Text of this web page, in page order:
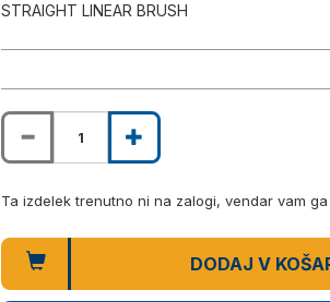
STRAIGHT LINEAR BRUSH
Ta izdelek trenutno ni na zalogi, vendar vam
DODAJ V